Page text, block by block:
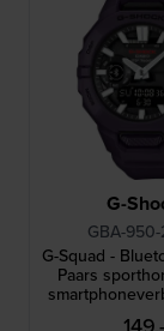
G-
GBA-950-
G-Squad -
Paars
Strava-